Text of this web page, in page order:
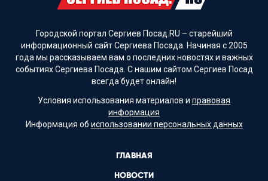
Городской портал Сергиев Посад.RU – старейший
информационный сайт Сергиева Посада. Начиная с 2005
года мы рассказываем вам о последних новостях и важных
событиях Сергиева Посада. С нашим сайтом Сергиев Посад
всегда будет онлайн!
Условия использования материалов и правовая
информация
Информация об использовании персональных данных
ГЛАВНАЯ
НОВОСТИ